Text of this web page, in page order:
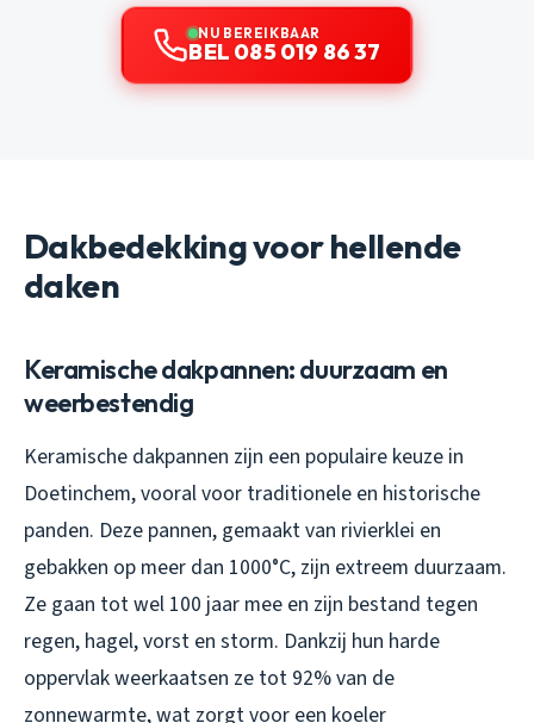
NU BEREIKBAAR
BEL 085 019 86 37
Dakbedekking voor hellende
daken
Keramische dakpannen: duurzaam en
weerbestendig
Keramische dakpannen zijn een populaire keuze in
Doetinchem, vooral voor traditionele en historische
panden. Deze pannen, gemaakt van rivierklei en
gebakken op meer dan 1000°C, zijn extreem duurzaam.
Ze gaan tot wel 100 jaar mee en zijn bestand tegen
regen, hagel, vorst en storm. Dankzij hun harde
oppervlak weerkaatsen ze tot 92% van de
zonnewarmte, wat zorgt voor een koeler